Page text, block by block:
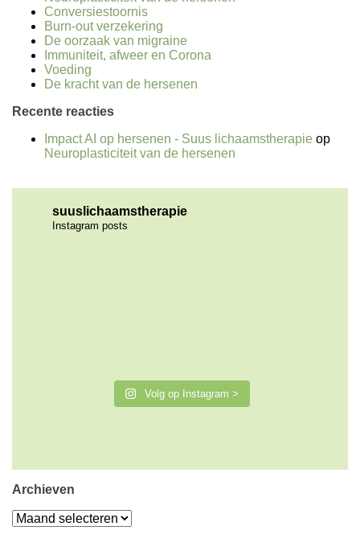
Conversiestoornis
Burn-out verzekering
De oorzaak van migraine
Immuniteit, afweer en Corona
Voeding
De kracht van de hersenen
Recente reacties
Impact AI op hersenen - Suus lichaamstherapie op
Neuroplasticiteit van de hersenen
suuslichaamstherapie
Instagram posts
Volg op Instagram >
Archieven
Archieven